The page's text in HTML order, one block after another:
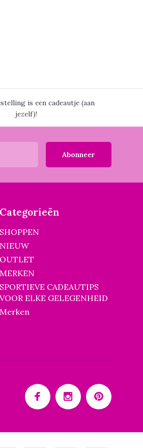
is een cadeautje (aan
jezelf)!
Abonneer
Categorieën
SHOPPEN
NIEUW
OUTLET
MERKEN
SPORTIEVE CADEAUTIPS
VOOR ELKE GELEGENHEID
Merken